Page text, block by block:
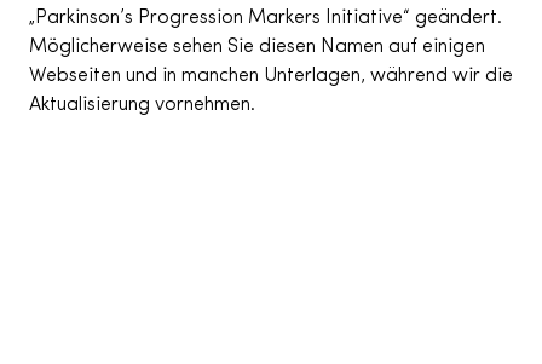
„Parkinson’s Progression Markers Initiative“ geändert.
Möglicherweise sehen Sie diesen Namen auf einigen
Webseiten und in manchen Unterlagen, während wir die
Aktualisierung vornehmen.